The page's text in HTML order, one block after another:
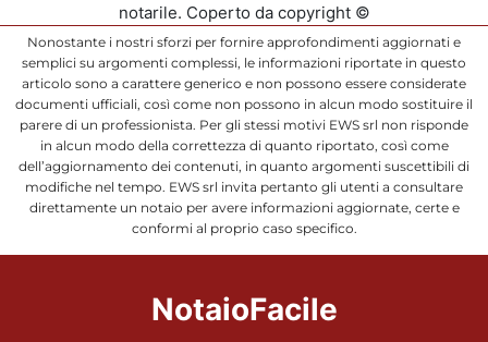
notarile. Coperto da copyright ©
Nonostante i nostri sforzi per fornire approfondimenti aggiornati e
semplici su argomenti complessi, le informazioni riportate in questo
articolo sono a carattere generico e non possono essere considerate
documenti ufficiali, così come non possono in alcun modo sostituire il
parere di un professionista. Per gli stessi motivi EWS srl non risponde
in alcun modo della correttezza di quanto riportato, così come
dell’aggiornamento dei contenuti, in quanto argomenti suscettibili di
modifiche nel tempo. EWS srl invita pertanto gli utenti a consultare
direttamente un notaio per avere informazioni aggiornate, certe e
conformi al proprio caso specifico.
NotaioFacile